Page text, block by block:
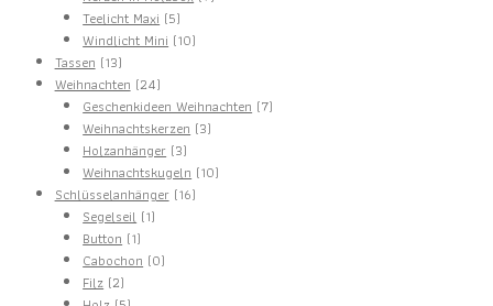
Teelicht Maxi 55
Produkte
Windlicht Mini 1010
Tassen 1313
Produkte
Weihnachten 2424
Produkte
Geschenkideen Weihnachten 77
Weihnachtskerzen 33
Holzanhänger 33
Produkte
Weihnachtskugeln 1010
Schlüsselanhänger 1616
Segelseil 11
Button 11
Produkt
Cabochon 00
Filz 22